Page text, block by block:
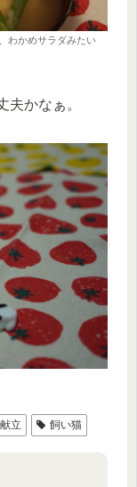
わかめサラダみたい
夫かなぁ。
献立 飼い猫